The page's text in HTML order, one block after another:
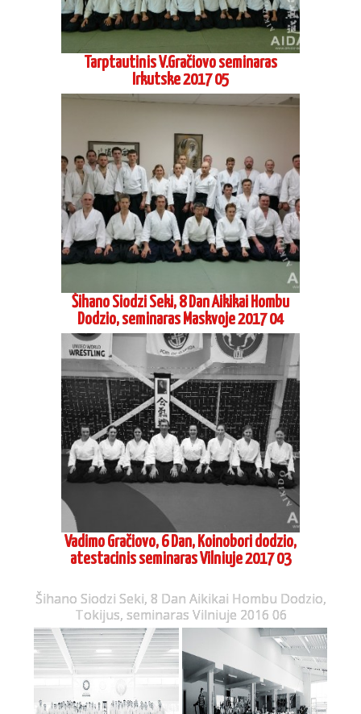
Tarptautinis V.Gračiovo seminaras
Irkutske 2017 05
Šihano Siodzi Seki, 8 Dan Aikikai Hombu
Dodzio, seminaras Maskvoje 2017 04
Vadimo Gračiovo, 6 Dan, Koinobori dodzio,
atestacinis seminaras Vilniuje 2017 03
Šihano Siodzi Seki, 8 Dan Aikikai Hombu Dodzio,
Tokijus, seminaras Vilniuje 2016 06